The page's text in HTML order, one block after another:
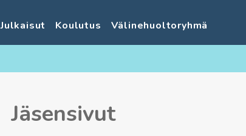
Julkaisut Koulutus Välinehuoltoryhmä
Jäsensivut